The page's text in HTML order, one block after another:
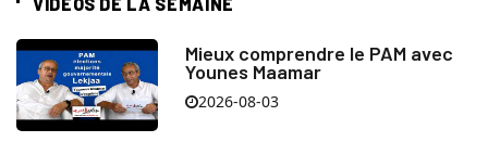
VIDÉOS DE LA SEMAINE
Mieux comprendre le PAM avec
Younes Maamar
2026-08-03